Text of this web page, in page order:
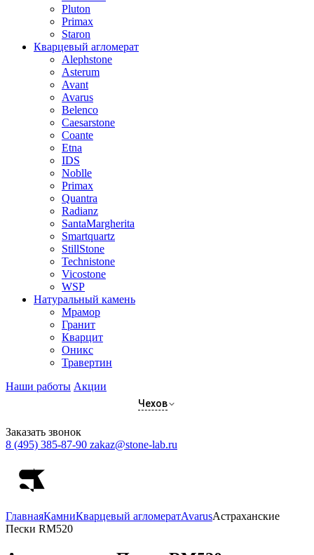
Pluton
Primax
Staron
Кварцевый агломерат
Alephstone
Asterum
Avant
Avarus
Belenco
Caesarstone
Coante
Etna
IDS
Noblle
Primax
Quantra
Radianz
SantaMargherita
Smartquartz
StillStone
Technistone
Vicostone
WSP
Натуральный камень
Мрамор
Гранит
Кварцит
Оникс
Травертин
Наши работы Акции
Чехов
Заказать звонок
8 (495) 385-87-90 zakaz@stone-lab.ru
ГлавнаяКамниКварцевый агломератAvarusАстраханские
Пески RM520